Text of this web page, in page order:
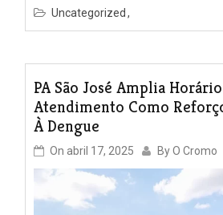
Uncategorized
PA São José Amplia
Atendimento Como
À Dengue
On abril 17, 2025 ByO Cromo